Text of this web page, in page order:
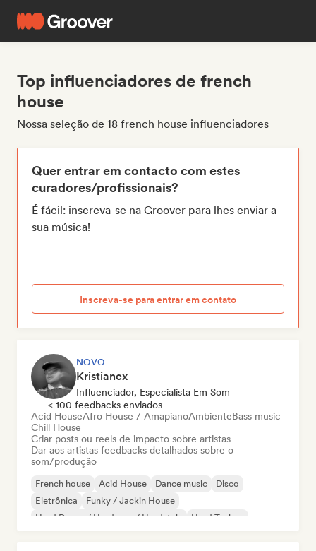
Top influenciadores de french
house
Nossa seleção de 18 french house influenciadores
Quer entrar em contacto com estes
curadores/profissionais?
É fácil: inscreva-se na Groover para lhes enviar a
sua música!
Inscreva-se para entrar em contato
NOVO
Kristianex
Influenciador, Especialista Em Som
< 100 feedbacks enviados
Acid HouseAfro House / AmapianoAmbienteBass music
Chill House
Criar posts ou reels de impacto sobre artistas
Dar aos artistas feedbacks detalhados sobre o
som/produção
French house Acid House Dance music
Disco
Eletrônica
Funky / Jackin House
Hard Dance / Hardcore / Hardstyle
Hard Techno